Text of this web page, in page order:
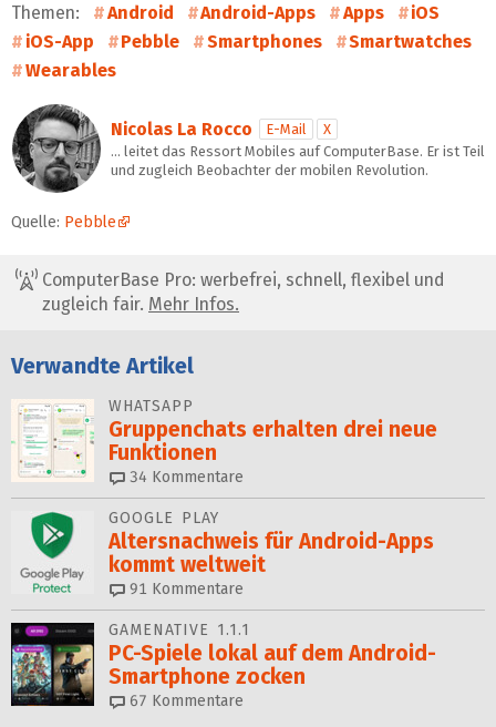
Themen: Android Android-Apps Apps
iOS
iOS-App
Pebble Smartphones
Smartwatches
Wearables
Nicolas La Rocco E-Mail
X
… leitet das Ressort Mobiles auf ComputerBase. Er ist Teil
und zugleich Beobachter der mobilen Revolution.
Quelle: Pebble
ComputerBase Pro: werbefrei, schnell, flexibel und
zugleich fair. Mehr Infos.
Verwandte Artikel
WHATSAPP
Gruppenchats erhalten drei neue
Funktionen
34 Kommentare
GOOGLE PLAY
Altersnachweis für Android-Apps
kommt weltweit
91 Kommentare
GAMENATIVE 1.1.1
PC-Spiele lokal auf dem Android-
Smartphone zocken
67 Kommentare